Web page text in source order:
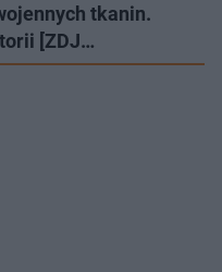
tkanin.
[ZDJ…